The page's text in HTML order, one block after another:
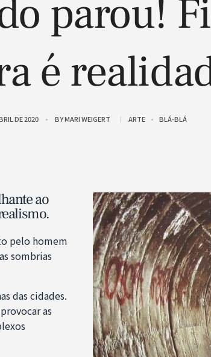
parou!
é
DE 2020 BYMARI WEIGERT ARTE BLÁ-BLÁ
ao
pelo homem
sombrias
das cidades.
as